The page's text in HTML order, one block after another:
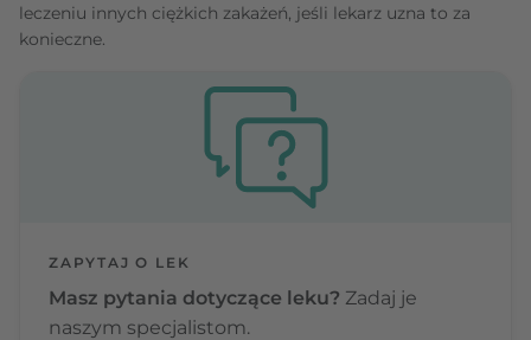
leczeniu innych ciężkich zakażeń, jeśli lekarz uzna to za
konieczne.
ZAPYTAJ O LEK
Masz pytania dotyczące leku? Zadaj je
naszym specjalistom.